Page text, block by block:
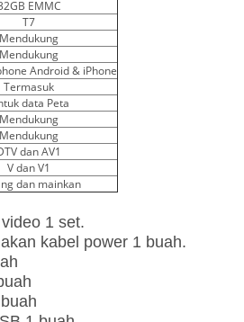
EMMC
T7
Mendukung
Mendukung
Android & iPhone
Termasuk
data Peta
Mendukung
Mendukung
dan AV1
V dan V1
dan mainkan
1 set.
kabel power 1 buah.